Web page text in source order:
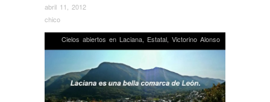
abril 11, 2012
chico
Cielos abiertos en Laciana, Estatal,Victorino Alonso